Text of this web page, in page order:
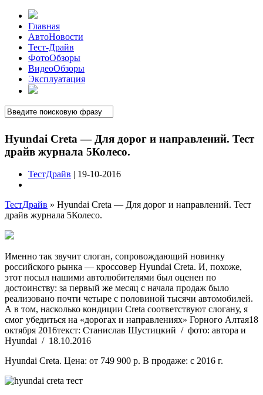
Главная
АвтоНовости
Тест-Драйв
ФотоОбзоры
ВидеоОбзоры
Эксплуатация
Hyundai Creta — Для дорог и направлений. Тест
драйв журнала 5Колесо.
ТестДрайв | 19-10-2016
ТестДрайв » Hyundai Creta — Для дорог и направлений. Тест
драйв журнала 5Колесо.
Именно так звучит слоган, сопровождающий новинку
российского рынка — кроссовер Hyundai Creta. И, похоже,
этот посыл нашими автолюбителями был оценен по
достоинству: за первый же месяц с начала продаж было
реализовано почти четыре с половиной тысячи автомобилей.
А в том, насколько кондиции Creta соответствуют слогану, я
смог убедиться на «дорогах и направлениях» Горного Алтая18
октября 2016текст: Станислав Шустицкий / фото: автора и
Hyundai / 18.10.2016
Hyundai Creta. Цена: от 749 900 р. В продаже: c 2016 г.